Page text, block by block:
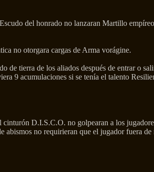
del honrado no lanzaran Martillo
no otorgara cargas de Arma vorágine.
de tierra de los aliados después de entrar o
9 acumulaciones si se tenía el talento
D.I.S.C.O. no golpearan a los
abismos no requirieran que el jugador fuera